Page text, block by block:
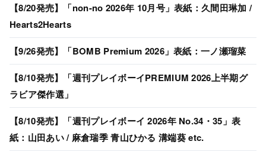
【8/20発売】「non-no 2026年 10月号」表紙：久間田琳加 /
Hearts2Hearts
【9/26発売】「BOMB Premium 2026」表紙：一ノ瀬瑠菜
【8/10発売】「週刊プレイボーイPREMIUM 2026上半期グ
ラビア傑作選」
【8/10発売】「週刊プレイボーイ 2026年 No.34・35」表
紙：山田あい / 麻倉瑞季 青山ひかる 溝端葵 etc.